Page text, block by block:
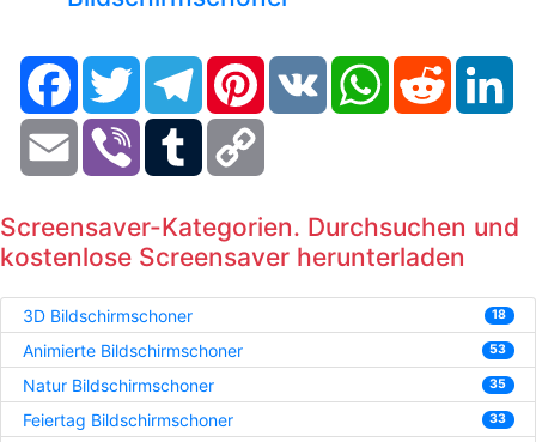
FacebookTwitter TelegramPinterestVK WhatsAppReddit
Email Viber Tumblr
Screensaver-Kategorien. Durchsuchen und
kostenlose Screensaver herunterladen
3D Bildschirmschoner 18
Animierte Bildschirmschoner 53
Natur Bildschirmschoner 35
Feiertag Bildschirmschoner 33